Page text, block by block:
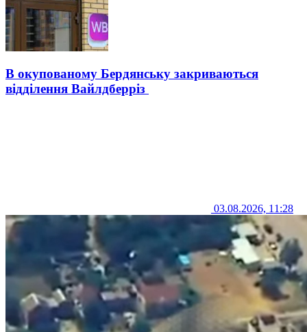
В окупованому Бердянську закриваються
відділення Вайлдберріз
03.08.2026, 11:28